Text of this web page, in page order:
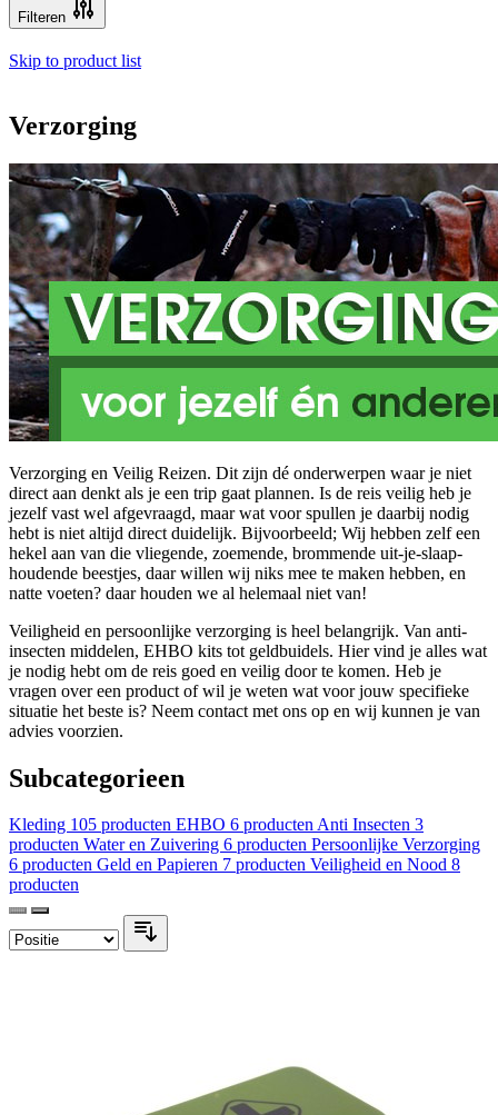
Filteren
Skip to product list
Verzorging
Verzorging en Veilig Reizen. Dit zijn dé onderwerpen waar je niet
direct aan denkt als je een trip gaat plannen. Is de reis veilig heb je
jezelf vast wel afgevraagd, maar wat voor spullen je daarbij nodig
hebt is niet altijd direct duidelijk. Bijvoorbeeld; Wij hebben zelf een
hekel aan van die vliegende, zoemende, brommende uit-je-slaap-
houdende beestjes, daar willen wij niks mee te maken hebben, en
natte voeten? daar houden we al helemaal niet van!
Veiligheid en persoonlijke verzorging is heel belangrijk. Van anti-
insecten middelen, EHBO kits tot geldbuidels. Hier vind je alles wat
je nodig hebt om de reis goed en veilig door te komen. Heb je
vragen over een product of wil je weten wat voor jouw specifieke
situatie het beste is? Neem contact met ons op en wij kunnen je van
advies voorzien.
Subcategorieen
Kleding 105 producten EHBO 6 productenAnti Insecten 3
producten Water en Zuivering 6 producten Persoonlijke Verzorging
6 producten Geld en Papieren 7 producten Veiligheid en Nood 8
producten